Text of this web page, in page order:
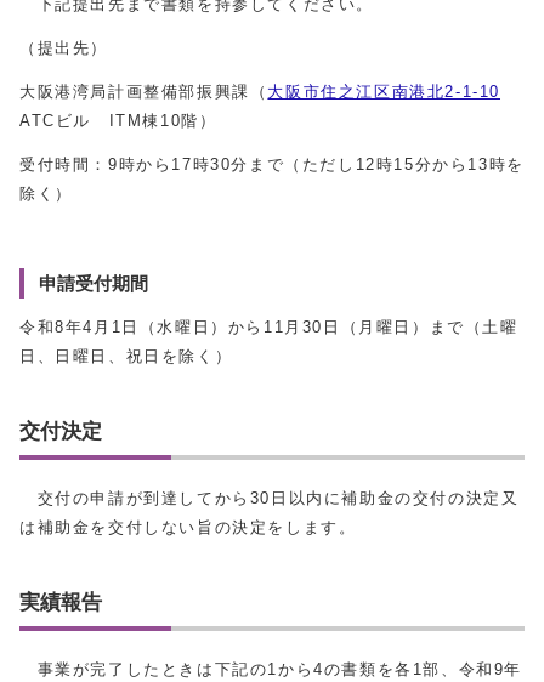
下記提出先まで書類を持参してください。
（提出先）
大阪港湾局計画整備部振興課（ 大阪市住之江区南港北2-1-10
ATCビル ITM棟10階）
受付時間：9時から17時30分まで（ただし12時15分から13時を
除く）
申請受付期間
令和8年4月1日（水曜日）から11月30日（月曜日）まで（土曜
日、日曜日、祝日を除く）
交付決定
交付の申請が到達してから30日以内に補助金の交付の決定又
は補助金を交付しない旨の決定をします。
実績報告
事業が完了したときは下記の1から4の書類を各1部、令和9年